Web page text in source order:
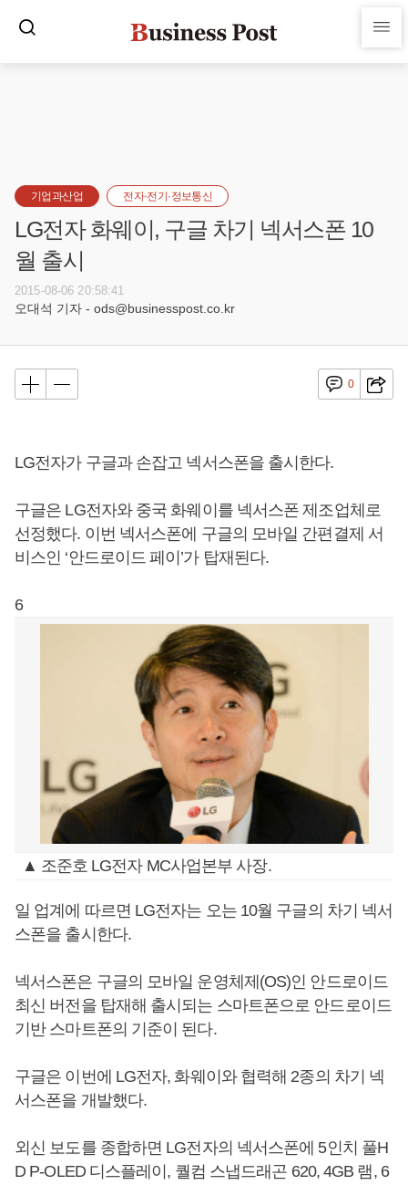
기업과산업 전자·전기·정보통신
LG전자 화웨이, 구글 차기 넥서스폰 10
월 출시
2015-08-06 20:58:41
오대석 기자 - ods@businesspost.co.kr
0
LG전자가 구글과 손잡고 넥서스폰을 출시한다.
구글은 LG전자와 중국 화웨이를 넥서스폰 제조업체로
선정했다. 이번 넥서스폰에 구글의 모바일 간편결제 서
비스인 ‘안드로이드 페이’가 탑재된다.
6
▲ 조준호 LG전자 MC사업본부 사장.
일 업계에 따르면 LG전자는 오는 10월 구글의 차기 넥서
스폰을 출시한다.
넥서스폰은 구글의 모바일 운영체제(OS)인 안드로이드
최신 버전을 탑재해 출시되는 스마트폰으로 안드로이드
기반 스마트폰의 기준이 된다.
구글은 이번에 LG전자, 화웨이와 협력해 2종의 차기 넥
서스폰을 개발했다.
외신 보도를 종합하면 LG전자의 넥서스폰에 5인치 풀H
D P-OLED 디스플레이, 퀄컴 스냅드래곤 620, 4GB 램, 6